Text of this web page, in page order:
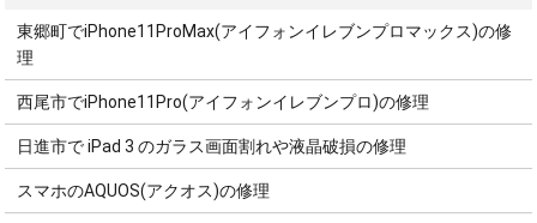
東郷町でiPhone11ProMax(アイフォンイレブンプロマックス)の修
理
西尾市でiPhone11Pro(アイフォンイレブンプロ)の修理
日進市で iPad 3 のガラス画面割れや液晶破損の修理
スマホのAQUOS(アクオス)の修理